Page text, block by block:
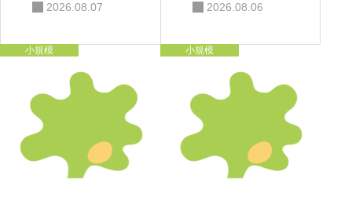
2026.08.07 2026.08.06
小規模 小規模